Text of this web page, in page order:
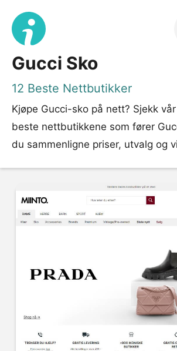
Gucci Sko
12 Beste Nettbutikker
Kjøpe Gucci-sko på nett? Sjekk
beste nettbutikkene som fører
du sammenligne priser, utvalg og